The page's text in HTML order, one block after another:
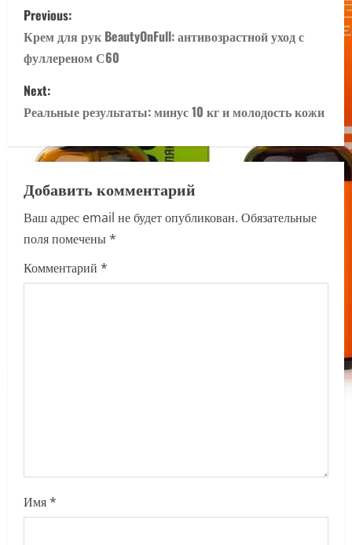
P
o
s
t
v
i
g
Previous:
Крем для рук BeautyOnFull: антивозрастной уход с
фуллереном С60
Next:
Реальные результаты: минус 10 кг и молодость кожи
Добавить комментарий
Ваш адрес email не будет опубликован. Обязательные
поля помечены*
Комментарий *
Имя*